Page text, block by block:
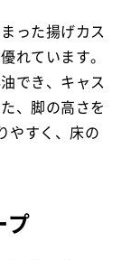
った揚げカス
れています。
でき、キャス
、脚の高さを
やすく、床の
プ